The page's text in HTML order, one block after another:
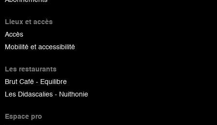
Lieux et accès
Accès
Mobilité et accessibilité
Les restaurants
Brut Café - Equilibre
Les Didascalies - Nuithonie
Espace pro